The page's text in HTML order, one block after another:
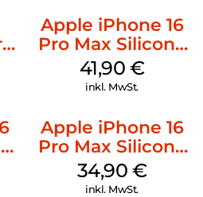
Apple iPhone 16
Pro Max Silicone
Case MagSafe
Ultramarine
41,90 €
inkl. MwSt.
Apple iPhone 16
Pro Max Silicone
Case MagSafe
Denim
34,90 €
inkl. MwSt.